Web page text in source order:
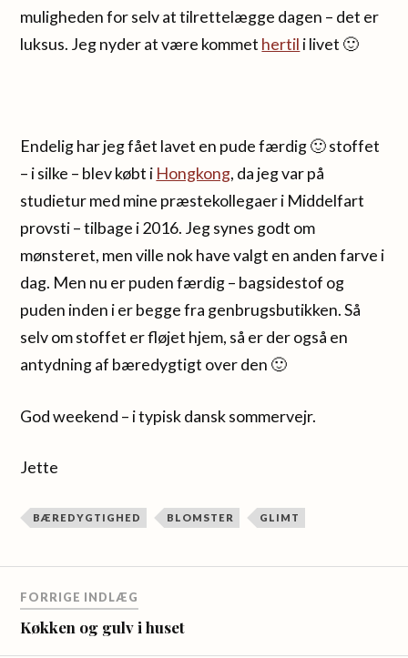
muligheden for selv at tilrettelægge dagen – det er
luksus. Jeg nyder at være kommet hertil i livet 🙂
Endelig har jeg fået lavet en pude færdig 🙂 stoffet
– i silke – blev købt i Hongkong, da jeg var på
studietur med mine præstekollegaer i Middelfart
provsti – tilbage i 2016. Jeg synes godt om
mønsteret, men ville nok have valgt en anden farve i
dag. Men nu er puden færdig – bagsidestof og
puden inden i er begge fra genbrugsbutikken. Så
selv om stoffet er fløjet hjem, så er der også en
antydning af bæredygtigt over den 🙂
God weekend – i typisk dansk sommervejr.
Jette
BÆREDYGTIGHED BLOMSTER GLIMT
FORRIGE INDLÆG
Køkken og gulv i huset